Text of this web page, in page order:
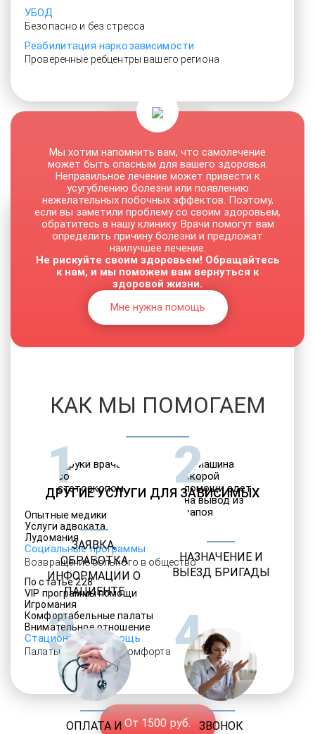
УБОД
Безопасно и без стресса
Реабилитация наркозависимости
Проверенные ребцентры вашего региона
От 3500 руб.
ДРУГИЕ УСЛУГИ ДЛЯ ЗАВИСИМЫХ
Опытные медики
Услуги адвоката
Лудомания
Социальные программы
Возвращение больного в общество
По статье 228
VIP программы помощи
Игромания
Комфортабельные палаты
Внимательное отношение
Стационарная помощь
Палаты различного комфорта
От 1500 руб.
Мы хотим напомнить вам, что самолечение
может быть опасным для вашего здоровья.
Неправильное лечение может привести к
усугублению болезни или появлению
нежелательных побочных эффектов. Поэтому,
если вы заметили проблему со своим здоровьем,
обратитесь в нашу клинику. Врачи помогут вам
определить причину болезни и предложат
наилучшее лечение.
Не рискуйте своим здоровьем! Обращайтесь
к нам, и мы поможем вам вернуться к
здоровой жизни.
Мне нужна помощь
КАК МЫ ПОМОГАЕМ
1
ЗАЯВКА,
ОБРАБОТКА
ИНФОРМАЦИИ О
ПАЦИЕНТЕ
2
НАЗНАЧЕНИЕ И
ВЫЕЗД БРИГАДЫ
3
ОПЛАТА И
4
ЗВОНОК